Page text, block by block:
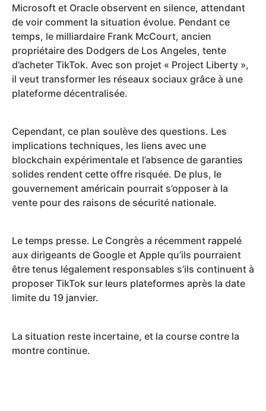
Microsoft et Oracle observent en silence, attendant
de voir comment la situation évolue. Pendant ce
temps, le milliardaire Frank McCourt, ancien
propriétaire des Dodgers de Los Angeles, tente
d’acheter TikTok. Avec son projet « Project Liberty »,
il veut transformer les réseaux sociaux grâce à une
plateforme décentralisée.
Cependant, ce plan soulève des questions. Les
implications techniques, les liens avec une
blockchain expérimentale et l’absence de garanties
solides rendent cette offre risquée. De plus, le
gouvernement américain pourrait s’opposer à la
vente pour des raisons de sécurité nationale.
Le temps presse. Le Congrès a récemment rappelé
aux dirigeants de Google et Apple qu’ils pourraient
être tenus légalement responsables s’ils continuent à
proposer TikTok sur leurs plateformes après la date
limite du 19 janvier.
La situation reste incertaine, et la course contre la
montre continue.